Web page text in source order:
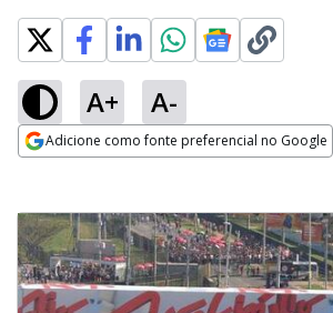
A+ A-
Adicione como fonte preferencial no Google